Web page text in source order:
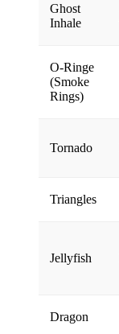
Ghost
Inhale
O-Ringe
(Smoke
Rings)
Tornado
Triangles
Jellyfish
Dragon